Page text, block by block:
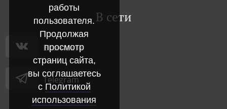
В сети
Вконтакте
Telegram
работы
пользователя.
Продолжая
просмотр
страниц сайта,
вы соглашаетесь
с Политикой
использования